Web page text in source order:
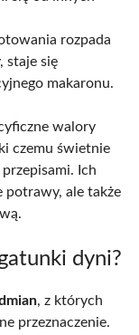
rozpada
staje się
makaronu.
walory
czemu świetnie
Ich
potrawy, ale także
dyni?
, z których
przeznaczenie.